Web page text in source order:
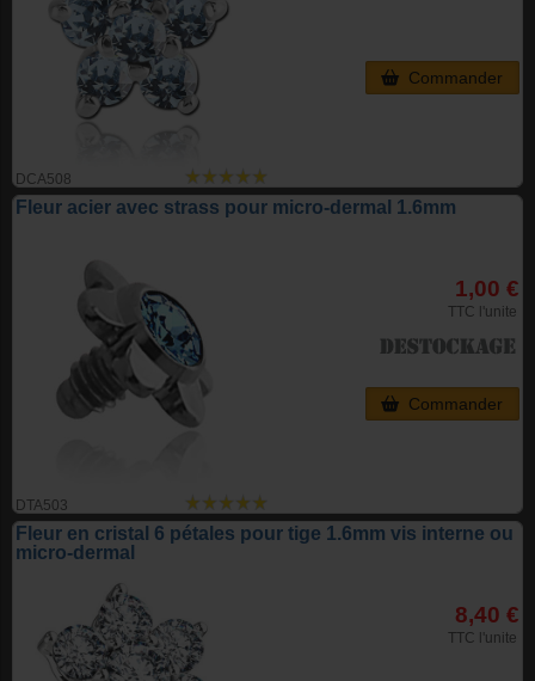
DCA508
Commander
Fleur acier avec strass pour micro-dermal 1.6mm
DTA503
1,00 €
TTC l'unite
Commander
Fleur en cristal 6 pétales pour tige 1.6mm vis interne ou
micro-dermal
8,40 €
TTC l'unite